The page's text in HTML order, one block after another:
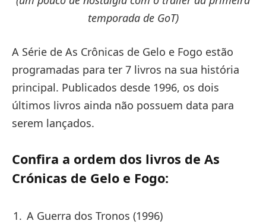
temporada de GoT)
A Série de As Crônicas de Gelo e Fogo estão
programadas para ter 7 livros na sua história
principal. Publicados desde 1996, os dois
últimos livros ainda não possuem data para
serem lançados.
Confira a ordem dos livros de As
Crónicas de Gelo e Fogo:
A Guerra dos Tronos (1996)